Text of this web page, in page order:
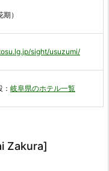
）
sight/usuzumi/
岐阜県のホテル一覧
Zakura]